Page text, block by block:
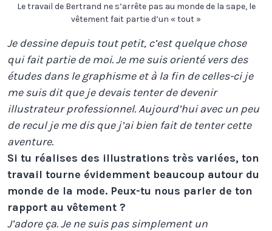
Le travail de Bertrand ne s’arrête pas au monde de la sape, le
vêtement fait partie d’un « tout »
Je dessine depuis tout petit, c’est quelque chose
qui fait partie de moi. Je me suis orienté vers des
études dans le graphisme et à la fin de celles-ci je
me suis dit que je devais tenter de devenir
illustrateur professionnel. Aujourd’hui avec un peu
de recul je me dis que j’ai bien fait de tenter cette
aventure.
Si tu réalises des illustrations très variées, ton
travail tourne évidemment beaucoup autour du
monde de la mode. Peux-tu nous parler de ton
rapport au vêtement ?
J’adore ça. Je ne suis pas simplement un